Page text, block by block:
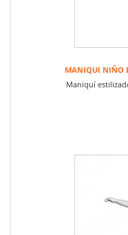
MANIQUI NIÑO
Maniquí